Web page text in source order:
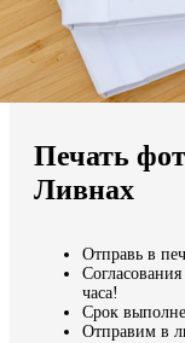
Мы доставляем по
Продолжить без
Печать
Ливнах
Отправь в
часа!
Срок
Отправим в